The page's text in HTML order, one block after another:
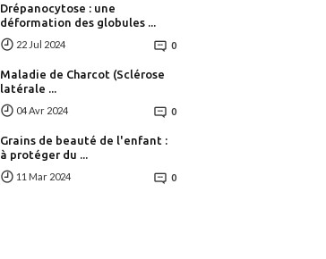
Drépanocytose : une
déformation des globules ...
22 Jul 2024 0
Maladie de Charcot (Sclérose
latérale ...
04 Avr 2024 0
Grains de beauté de l'enfant :
à protéger du ...
11 Mar 2024 0